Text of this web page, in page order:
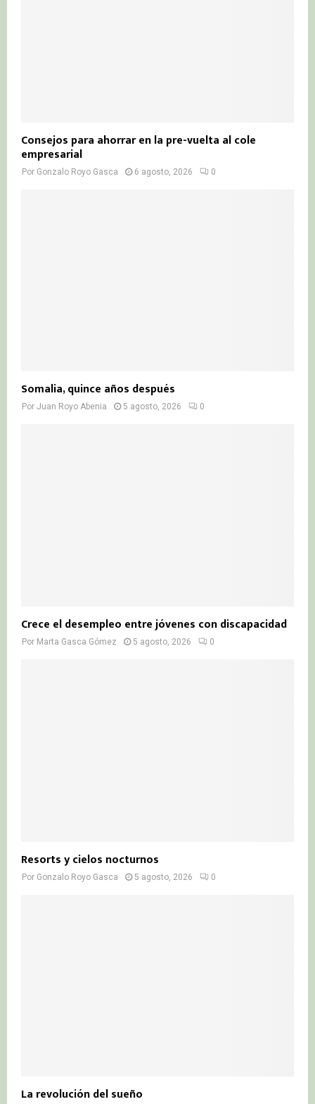
Consejos para ahorrar en la pre-vuelta al cole
empresarial
Por Gonzalo Royo Gasca 6 agosto, 2026 0
Somalia, quince años después
Por Juan Royo Abenia 5 agosto, 2026 0
Crece el desempleo entre jóvenes con discapacidad
Por Marta Gasca Gómez 5 agosto, 2026 0
Resorts y cielos nocturnos
Por Gonzalo Royo Gasca 5 agosto, 2026 0
La revolución del sueño